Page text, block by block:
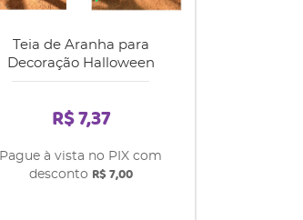
Teia de Aranha para
Decoração Halloween
R$ 7,37
Pague à vista no PIX com
desconto R$ 7,00